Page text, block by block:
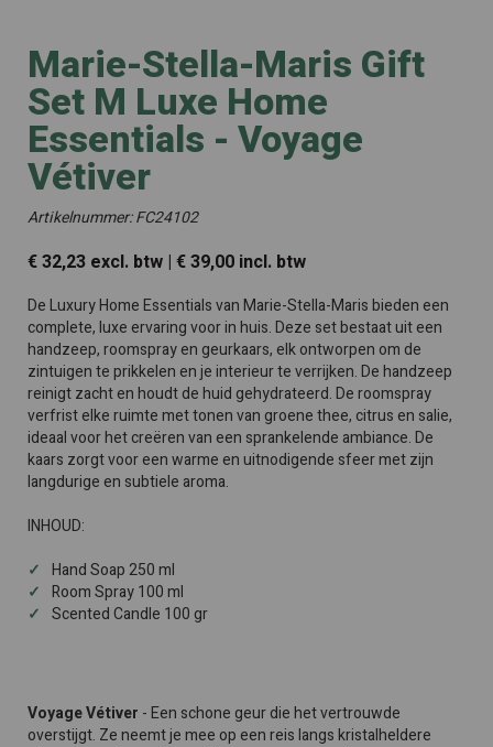
Marie-Stella-Maris Gift
Set M Luxe Home
Essentials - Voyage
Vétiver
Artikelnummer: FC24102
€ 32,23 excl. btw | € 39,00 incl. btw
De Luxury Home Essentials van Marie-Stella-Maris bieden een
complete, luxe ervaring voor in huis. Deze set bestaat uit een
handzeep, roomspray en geurkaars, elk ontworpen om de
zintuigen te prikkelen en je interieur te verrijken. De handzeep
reinigt zacht en houdt de huid gehydrateerd. De roomspray
verfrist elke ruimte met tonen van groene thee, citrus en salie,
ideaal voor het creëren van een sprankelende ambiance. De
kaars zorgt voor een warme en uitnodigende sfeer met zijn
langdurige en subtiele aroma.
INHOUD:
Hand Soap 250 ml
Room Spray 100 ml
Scented Candle 100 gr
Voyage Vétiver - Een schone geur die het vertrouwde
overstijgt. Ze neemt je mee op een reis langs kristalheldere